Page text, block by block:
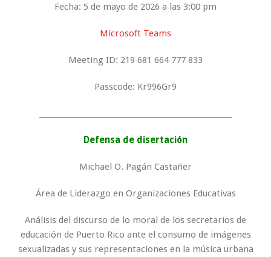
Fecha: 5 de mayo de 2026 a las 3:00 pm
Microsoft Teams
Meeting ID: 219 681 664 777 833
Passcode: Kr996Gr9
Defensa de disertación
Michael O. Pagán Castañer
Área de Liderazgo en Organizaciones Educativas
Análisis del discurso de lo moral de los secretarios de
educación de Puerto Rico ante el consumo de imágenes
sexualizadas y sus representaciones en la música urbana